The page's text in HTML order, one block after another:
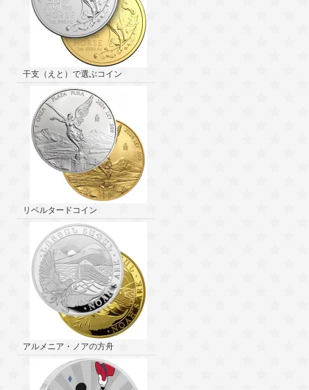
干支（えと）で選ぶコイン
リベルタードコイン
アルメニア・ノアの方舟